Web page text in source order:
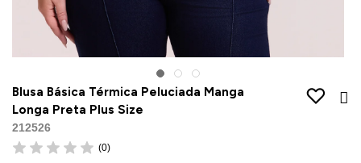
Blusa Básica Térmica Peluciada Manga
Longa Preta Plus Size
212526
(0)